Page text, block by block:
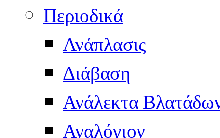
Περιοδικά
Ανάπλασις
Διάβαση
Ανάλεκτα
Αναλόγιον